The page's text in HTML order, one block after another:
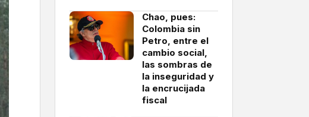
Chao, pues:
Colombia sin
Petro, entre el
cambio social,
las sombras de
la inseguridad y
la encrucijada
fiscal